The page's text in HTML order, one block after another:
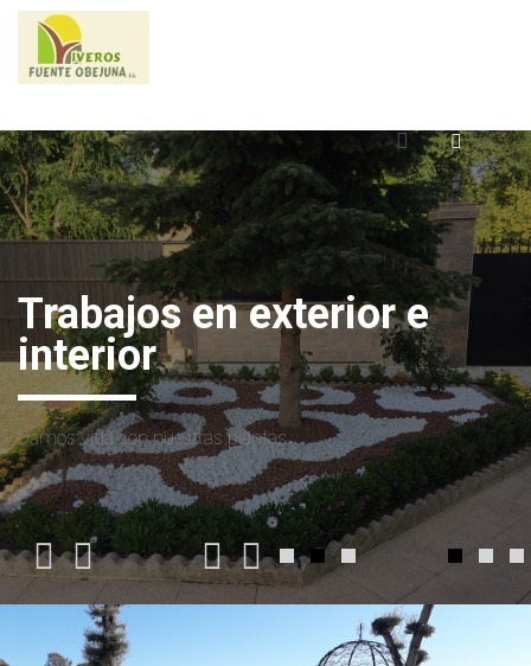
Trabajos en exterior e
interior
Damos vida con nuestras plantas